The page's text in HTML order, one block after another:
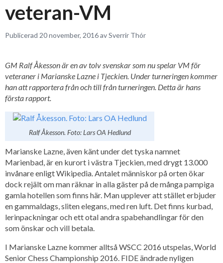
veteran-VM
Publicerad 20 november, 2016 av Sverrir Thór
GM Ralf Åkesson är en av tolv svenskar som nu spelar VM för
veteraner i Marianske Lazne i Tjeckien. Under turneringen kommer
han att rapportera från och till från turneringen. Detta är hans
första rapport.
Ralf Åkesson. Foto: Lars OA Hedlund
Marianske Lazne, även känt under det tyska namnet
Marienbad, är en kurort i västra Tjeckien, med drygt 13.000
invånare enligt Wikipedia. Antalet människor på orten ökar
dock rejält om man räknar in alla gäster på de många pampiga
gamla hotellen som finns här. Man upplever att stället erbjuder
en gammaldags, sliten elegans, med ren luft. Det finns kurbad,
lerinpackningar och ett otal andra spabehandlingar för den
som önskar och vill betala.
I Marianske Lazne kommer alltså WSCC 2016 utspelas, World
Senior Chess Championship 2016. FIDE ändrade nyligen